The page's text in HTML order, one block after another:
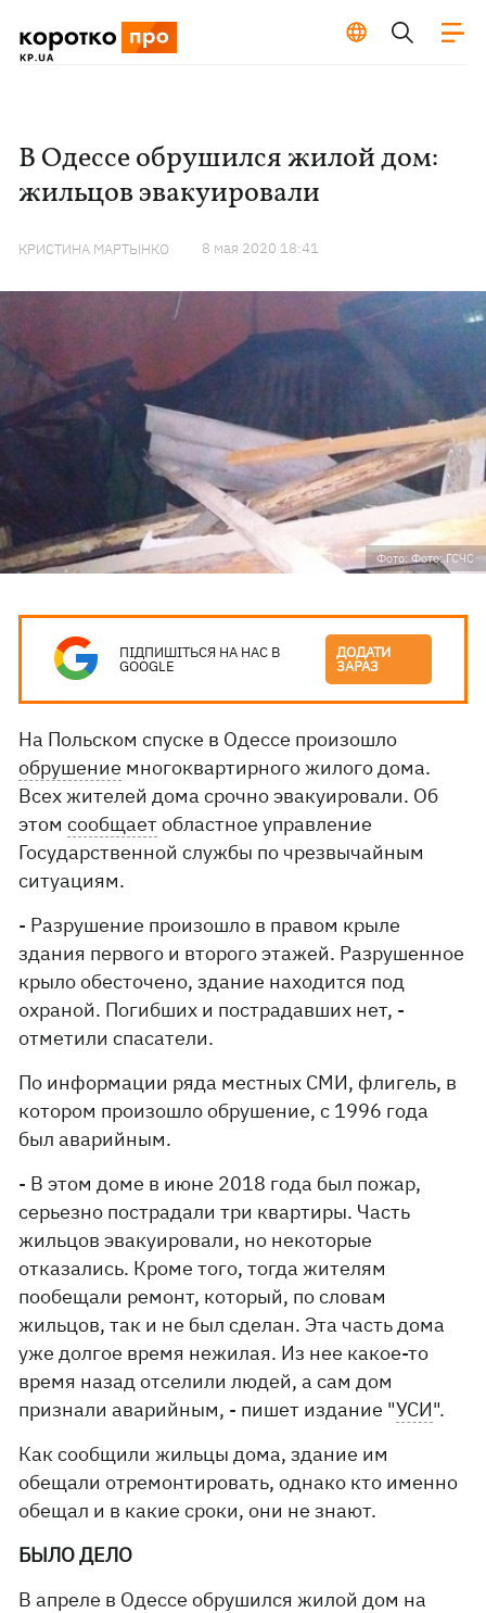
В Одессе обрушился жилой дом:
жильцов эвакуировали
КРИСТИНА МАРТЫНКО 8 мая 2020 18:41
Фото: Фото: ГСЧС
ПІДПИШІТЬСЯ НА НАС В
GOOGLE
ДОДАТИ
ЗАРАЗ
На Польском спуске в Одессе произошло
обрушение многоквартирного жилого дома.
Всех жителей дома срочно эвакуировали. Об
этомсообщаетобластное управление
Государственной службы по чрезвычайным
ситуациям.
- Разрушение произошло в правом крыле
здания первого и второго этажей. Разрушенное
крыло обесточено, здание находится под
охраной. Погибших и пострадавших нет, -
отметили спасатели.
По информации ряда местных СМИ, флигель, в
котором произошло обрушение, с 1996 года
был аварийным.
- В этом доме в июне 2018 года был пожар,
серьезно пострадали три квартиры. Часть
жильцов эвакуировали, но некоторые
отказались. Кроме того, тогда жителям
пообещали ремонт, который, по словам
жильцов, так и не был сделан. Эта часть дома
уже долгое время нежилая. Из нее какое-то
время назад отселили людей, а сам дом
признали аварийным, - пишет издание "УСИ".
Как сообщили жильцы дома, здание им
обещали отремонтировать, однако кто именно
обещал и в какие сроки, они не знают.
БЫЛО ДЕЛО
В апреле в Одессе обрушился жилой дом на